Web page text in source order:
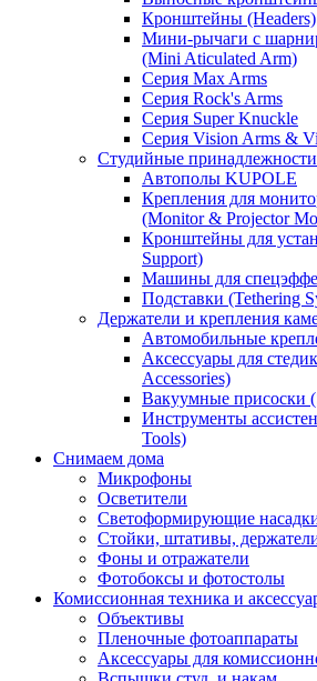
Кронштейны (Headers)
Мини-рычаги с
(Mini Aticulated Arm)
Серия Max Arms
Серия Rock's Arms
Серия Super Knuckle
Серия Vision Arms &
Студийные принадлежности
Автополы KUPOLE
Крепления для
(Monitor & Projector
Кронштейны для
Support)
Машины для
Подставки (Tethering
Держатели и крепления
Автомобильные
Аксессуары для
Accessories)
Вакуумные присоски
Инструменты
Tools)
Снимаем дома
Микрофоны
Осветители
Светоформирующие
Стойки, штативы,
Фоны и отражатели
Фотобоксы и фотостолы
Комиссионная техника и
Объективы
Пленочные фотоаппараты
Аксессуары для